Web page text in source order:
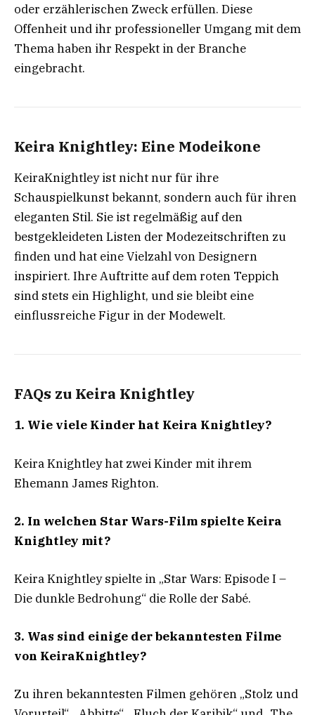
oder erzählerischen Zweck erfüllen. Diese
Offenheit und ihr professioneller Umgang mit dem
Thema haben ihr Respekt in der Branche
eingebracht.
Keira Knightley: Eine Modeikone
KeiraKnightley ist nicht nur für ihre
Schauspielkunst bekannt, sondern auch für ihren
eleganten Stil. Sie ist regelmäßig auf den
bestgekleideten Listen der Modezeitschriften zu
finden und hat eine Vielzahl von Designern
inspiriert. Ihre Auftritte auf dem roten Teppich
sind stets ein Highlight, und sie bleibt eine
einflussreiche Figur in der Modewelt.
FAQs zu Keira Knightley
1. Wie viele Kinder hat Keira Knightley?
Keira Knightley hat zwei Kinder mit ihrem
Ehemann James Righton.
2. In welchen Star Wars-Film spielte Keira
Knightley mit?
Keira Knightley spielte in „Star Wars: Episode I –
Die dunkle Bedrohung“ die Rolle der Sabé.
3. Was sind einige der bekanntesten Filme
von KeiraKnightley?
Zu ihren bekanntesten Filmen gehören „Stolz und